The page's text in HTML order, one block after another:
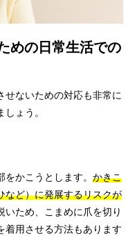
めの日常生活での
せないための対応も非常に
ょう。
かこうとします。 かきこ
など）に発展するリスクが
いため、こまめに爪を切り
着用させる方法もあります